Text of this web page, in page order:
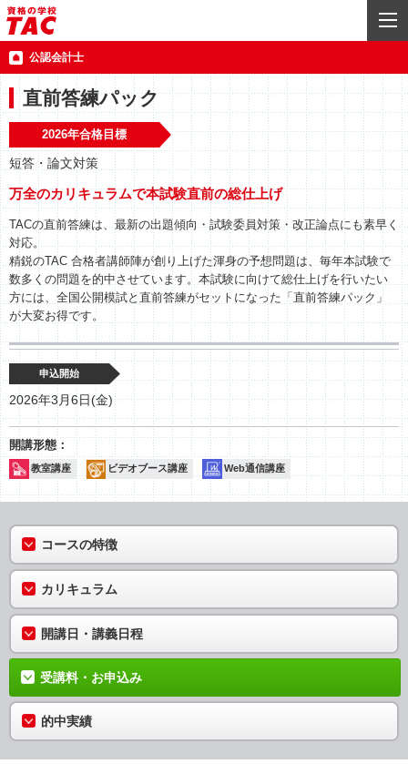
公認会計士
直前答練パック
2026年合格目標
短答・論文対策
万全のカリキュラムで本試験直前の総仕上げ
TACの直前答練は、最新の出題傾向・試験委員対策・改正論点にも素早く
対応。
精鋭のTAC 合格者講師陣が創り上げた渾身の予想問題は、毎年本試験で
数多くの問題を的中させています。本試験に向けて総仕上げを行いたい
方には、全国公開模試と直前答練がセットになった「直前答練パック」
が大変お得です。
申込開始
2026年3月6日(金)
教室講座 ビデオブース講座 Web通信講座
コースの特徴
カリキュラム
開講日・講義日程
受講料・お申込み
的中実績